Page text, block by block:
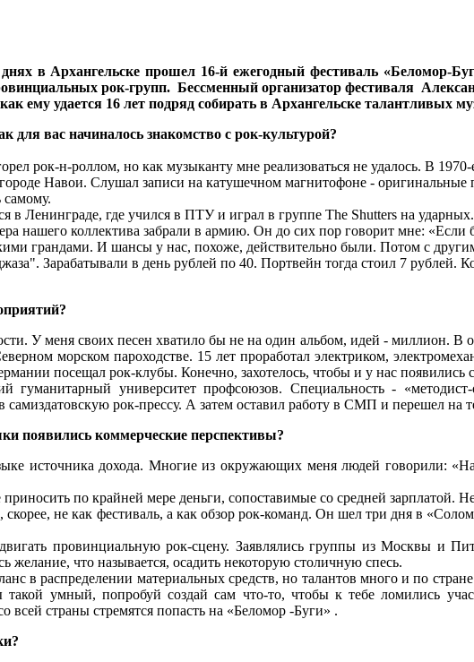
в Архангельске прошел 16-й ежегодный фестиваль «Беломор-
рок-групп. Бессменный организатор фестиваля
ему удается 16 лет подряд собирать в Архангельске талантливых
для вас начиналось знакомство с рок-культурой?
рок-н-роллом, но как музыканту мне реализоваться не удалось. В
Навои. Слушал записи на катушечном магнитофоне - оригинальные
самому.
в Ленинграде, где учился в ПТУ и играл в группе The Shutters на
нашего коллектива забрали в армию. Он до сих пор говорит мне:
грандами. И шансы у нас, похоже, действительно были. Потом с
Зарабатывали в день рублей по 40. Портвейн тогда стоил 7 рублей.
У меня своих песен хватило бы не на один альбом, идей - миллион. В
морском пароходстве. 15 лет проработал электриком,
посещал рок-клубы. Конечно, захотелось, чтобы и у нас появились
гуманитарный университет профсоюзов. Специальность -
рок-прессу. А затем оставил работу в СМП и перешел на
появились коммерческие перспективы?
источника дохода. Многие из окружающих меня людей говорили: «На
по крайней мере деньги, сопоставимые со средней зарплатой.
не как фестиваль, а как обзор рок-команд. Он шел три дня в
провинциальную рок-сцену. Заявлялись группы из Москвы и
что называется, осадить некоторую столичную спесь.
в распределении материальных средств, но талантов много и по
такой умный, попробуй создай сам что-то, чтобы к тебе ломились
всей страны стремятся попасть на «Беломор -Буги» .